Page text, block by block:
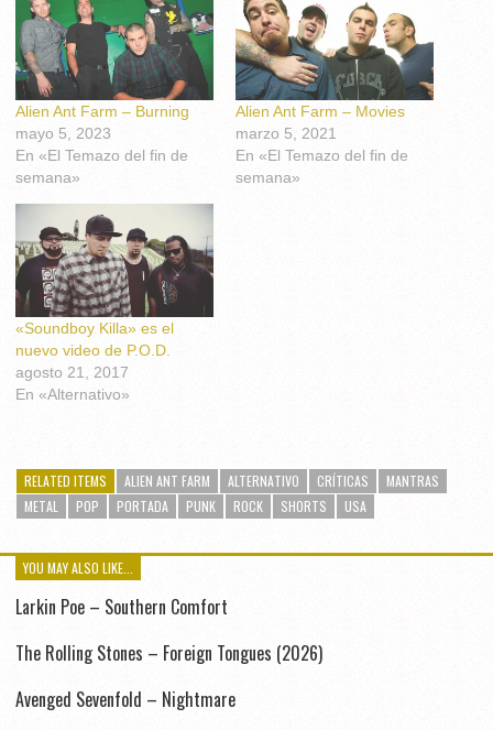
Alien Ant Farm – Burning
mayo 5, 2023
En «El Temazo del fin de
semana»
Alien Ant Farm – Movies
marzo 5, 2021
En «El Temazo del fin de
semana»
«Soundboy Killa» es el
nuevo video de P.O.D.
agosto 21, 2017
En «Alternativo»
RELATED ITEMS ALIEN ANT FARM ALTERNATIVO CRÍTICAS
MANTRAS
METAL
POP PORTADA PUNK ROCK SHORTS USA
YOU MAY ALSO LIKE...
Larkin Poe – Southern Comfort
The Rolling Stones – Foreign Tongues (2026)
Avenged Sevenfold – Nightmare